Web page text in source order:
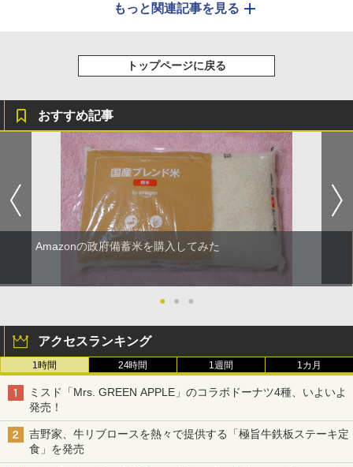
もっと関連記事を見る
トップページに戻る
おすすめ記事
Amazonの政府備蓄米を購入してみた
● ● ●
アクセスランキング
1時間 24時間 1週間 1カ月
ミスド「Mrs. GREEN APPLE」のコラボドーナツ4種、いよいよ
発売！
吉野家、牛リブロースを熱々で提供する「極旨牛鉄板ステーキ定
食」を発売